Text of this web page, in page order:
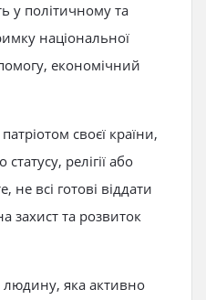
у політичному та
національної
економічний
своєї країни,
релігії або
не всі готові віддати
захист та розвиток
яка активно